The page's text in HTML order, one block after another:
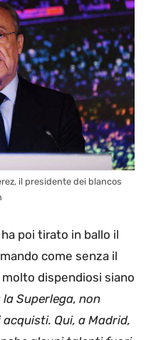
il presidente dei blancos
ha poi tirato in ballo il
come senza il
dispendiosi siano
la Superlega, non
Qui, a Madrid,